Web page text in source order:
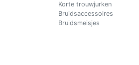
Korte trouwjurken
Bruidsaccessoires
Bruidsmeisjes